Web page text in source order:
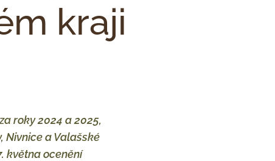
kraji
roky 2024 a 2025,
Nivnice a Valašské
května ocenění